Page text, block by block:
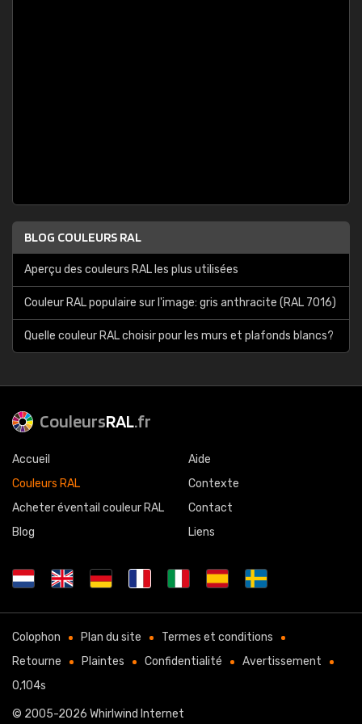
BLOG COULEURS RAL
Aperçu des couleurs RAL les plus utilisées
Couleur RAL populaire sur l'image: gris anthracite (RAL 7016)
Quelle couleur RAL choisir pour les murs et plafonds blancs?
CouleursRAL.fr
Accueil
Couleurs RAL
Acheter éventail couleur RAL
Blog
Aide
Contexte
Contact
Liens
Colophon Plan du site
Termes et conditions
Retourne
Plaintes Confidentialité
Avertissement
0,104s
© 2005-2026 Whirlwind Internet